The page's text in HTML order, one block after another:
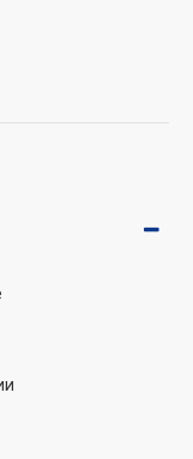
для
комплекте с